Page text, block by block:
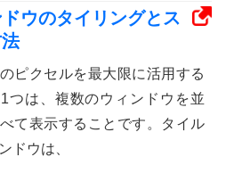
ウのタイリングとス
ピクセルを最大限に活用する
つは、複数のウィンドウを並
て表示することです。タイル
ドウは、